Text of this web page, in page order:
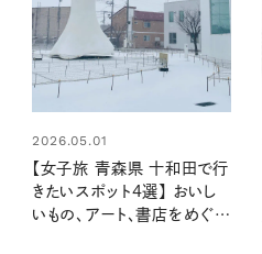
2026.05.01
【女子旅 青森県 十和田で行
きたいスポット4選】 おいし
いもの、アート、書店をめぐる